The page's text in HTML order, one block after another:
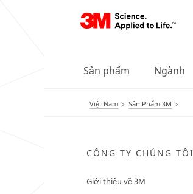
Sản phẩm Ngành
Việt Nam Sản Phẩm 3M
CÔNG TY CHÚNG TÔI
Giới thiệu về 3M